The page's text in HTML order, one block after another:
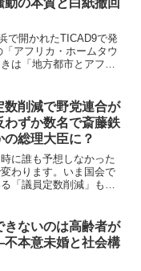
で開かれたTICAD9で発
アフリカ・ホームタウ
は「地方都市とアフリ
大きな誤解と不安を生
数削減で野党連合が
わずか数名で斎藤鉄
の総理大臣に？
に誰も予想しなかった
わります。いま国会で
「議員定数削減」も、
行方を左右しかねない
います。...
きないのは高齢者が
本意未婚と社会構